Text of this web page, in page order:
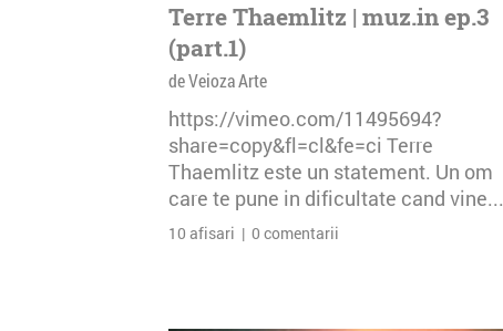
Terre Thaemlitz | muz.in ep.3
(part.1)
de Veioza Arte
https://vimeo.com/11495694?
share=copy&fl=cl&fe=ci Terre
Thaemlitz este un statement. Un om
care te pune in dificultate cand vine...
10 afisari | 0 comentarii